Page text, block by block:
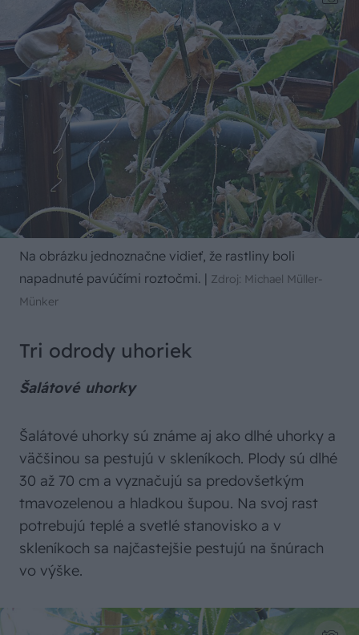
Na obrázku jednoznačne vidieť, že rastliny boli
napadnuté pavúčími roztočmi. | Zdroj: Michael Müller-
Münker
Tri odrody uhoriek
Šalátové uhorky
Šalátové uhorky sú známe aj ako dlhé uhorky a
väčšinou sa pestujú v skleníkoch. Plody sú dlhé
30 až 70 cm a vyznačujú sa predovšetkým
tmavozelenou a hladkou šupou. Na svoj rast
potrebujú teplé a svetlé stanovisko a v
skleníkoch sa najčastejšie pestujú na šnúrach
vo výške.